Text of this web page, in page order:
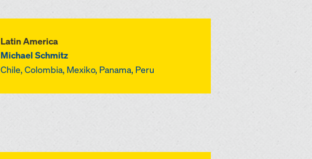
Latin America
Michael Schmitz
Chile, Colombia, Mexiko, Panama, Peru